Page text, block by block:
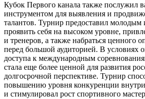
Кубок Первого канала также послужил
инструментом для выявления и
талантов. Турнир предоставил молодым
проявить себя на высоком уровне,
и тренеров, а также набраться ценного
перед большой аудиторией. В условиях
доступа к международным
стала еще более ценной для развития
долгосрочной перспективе. Турнир
повышению уровня конкуренции внутри
и стимулировал рост спортивного